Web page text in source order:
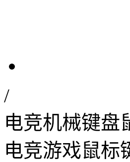
/
电竞机械键盘
电竞游戏鼠标